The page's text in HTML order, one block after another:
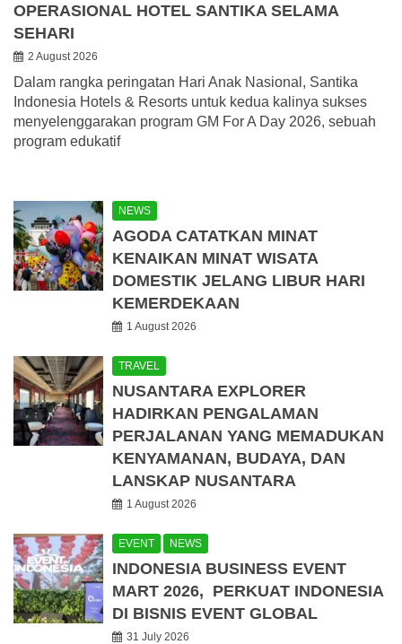
OPERASIONAL HOTEL SANTIKA SELAMA
SEHARI
2 August 2026
Dalam rangka peringatan Hari Anak Nasional, Santika
Indonesia Hotels & Resorts untuk kedua kalinya sukses
menyelenggarakan program GM For A Day 2026, sebuah
program edukatif
NEWS
AGODA CATATKAN MINAT
KENAIKAN MINAT WISATA
DOMESTIK JELANG LIBUR HARI
KEMERDEKAAN
1 August 2026
TRAVEL
NUSANTARA EXPLORER
HADIRKAN PENGALAMAN
PERJALANAN YANG MEMADUKAN
KENYAMANAN, BUDAYA, DAN
LANSKAP NUSANTARA
1 August 2026
EVENT NEWS
INDONESIA BUSINESS EVENT
MART 2026, PERKUAT INDONESIA
DI BISNIS EVENT GLOBAL
31 July 2026